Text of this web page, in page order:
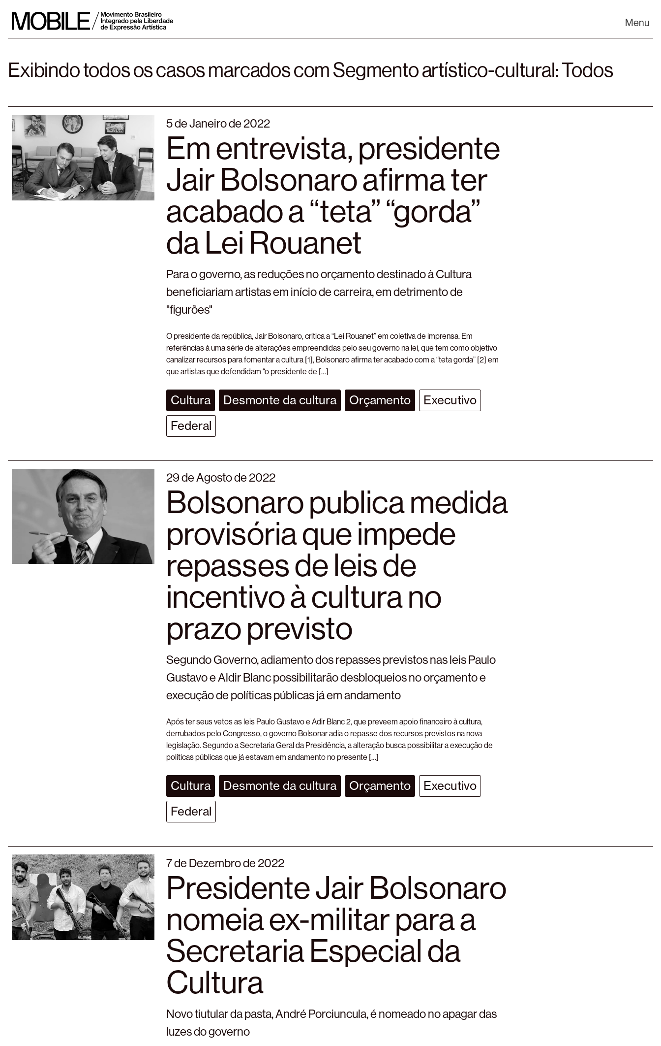
content
Menu
Exibindo todos os casos marcados com Segmento artístico-cultural:Todos
5 de Janeiro de 2022
Em entrevista, presidente
Jair Bolsonaro afirma ter
acabado a “teta” “gorda”
da Lei Rouanet
Para o governo, as reduções no orçamento destinado à Cultura
beneficiariam artistas em início de carreira, em detrimento de
"figurões"
O presidente da república, Jair Bolsonaro, critica a “Lei Rouanet” em coletiva de imprensa. Em
referências à uma série de alterações empreendidas pelo seu governo na lei, que tem como objetivo
canalizar recursos para fomentar a cultura [1], Bolsonaro afirma ter acabado com a “teta gorda” [2] em
que artistas que defendidam “o presidente de […]
Cultura Desmonte da cultura Orçamento
Executivo
Federal
29 de Agosto de 2022
Bolsonaro publica medida
provisória que impede
repasses de leis de
incentivo à cultura no
prazo previsto
Segundo Governo, adiamento dos repasses previstos nas leis Paulo
Gustavo e Aldir Blanc possibilitarão desbloqueios no orçamento e
execução de políticas públicas já em andamento
Após ter seus vetos as leis Paulo Gustavo e Adir Blanc 2, que preveem apoio financeiro à cultura,
derrubados pelo Congresso, o governo Bolsonar adia o repasse dos recursos previstos na nova
legislação. Segundo a Secretaria Geral da Presidência, a alteração busca possibilitar a execução de
políticas públicas que já estavam em andamento no presente […]
Cultura Desmonte da cultura Orçamento
Executivo
Federal
7 de Dezembro de 2022
Presidente Jair Bolsonaro
nomeia ex-militar para a
Secretaria Especial da
Cultura
Novo tiutular da pasta, André Porciuncula, é nomeado no apagar das
luzes do governo